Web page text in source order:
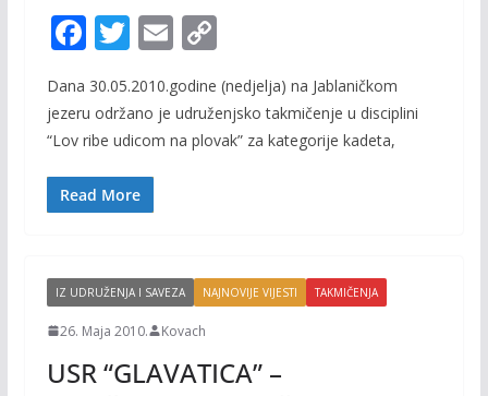
F
e
b
o
o
T
itt
er
E
m
ai
l
C
p
y
Dana 30.05.2010.godine (nedjelja) na Jablaničkom
jezeru održano je udruženjsko takmičenje u disciplini
“Lov ribe udicom na plovak” za kategorije kadeta,
Read More
IZ UDRUŽENJA I SAVEZA NAJNOVIJE VIJESTI TAKMIČENJA
26. Maja 2010. Kovach
USR “GLAVATICA” –